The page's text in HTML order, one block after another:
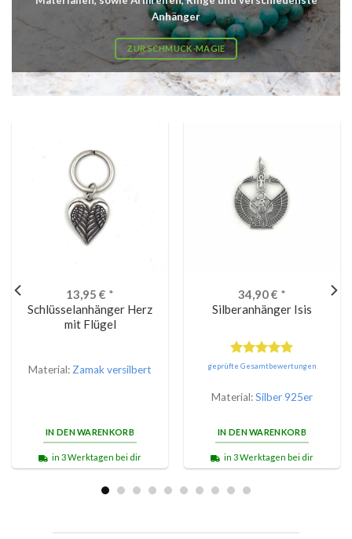
Anhänger
ZUR SCHMUCK-MAGIE
13,95 € *
Schlüsselanhänger Herz
mit Flügel
Material: Zamak versilbert
IN DEN WARENKORB
in 3 Werktagen bei dir
34,90€ *
Silberanhänger Isis
Bewertet
von 5
geprüfte Gesamtbewertungen
Material:Silber 925er
IN DEN WARENKORB
in 3 Werktagen bei dir